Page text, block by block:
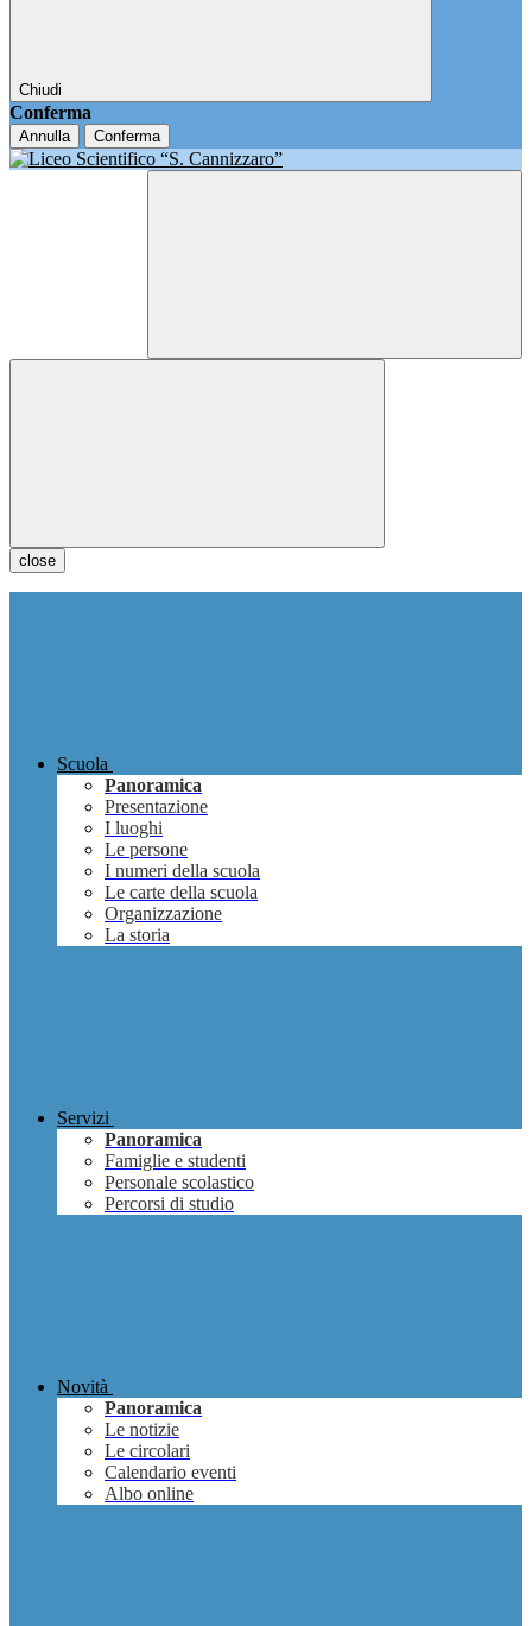
Chiudi
Conferma
Annulla Conferma
close
Scuola
Panoramica
Presentazione
I luoghi
Le persone
I numeri della scuola
Le carte della scuola
Organizzazione
La storia
Servizi
Panoramica
Famiglie e studenti
Personale scolastico
Percorsi di studio
Novità
Panoramica
Le notizie
Le circolari
Calendario eventi
Albo online